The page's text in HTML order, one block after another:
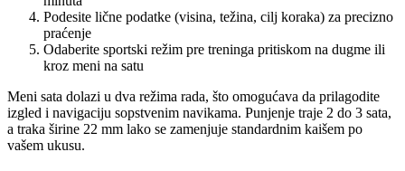
Podesite lične podatke (visina, težina, cilj koraka) za precizno
praćenje
Odaberite sportski režim pre treninga pritiskom na dugme ili
kroz meni na satu
Meni sata dolazi u dva režima rada, što omogućava da prilagodite
izgled i navigaciju sopstvenim navikama. Punjenje traje 2 do 3 sata,
a traka širine 22 mm lako se zamenjuje standardnim kaišem po
vašem ukusu.